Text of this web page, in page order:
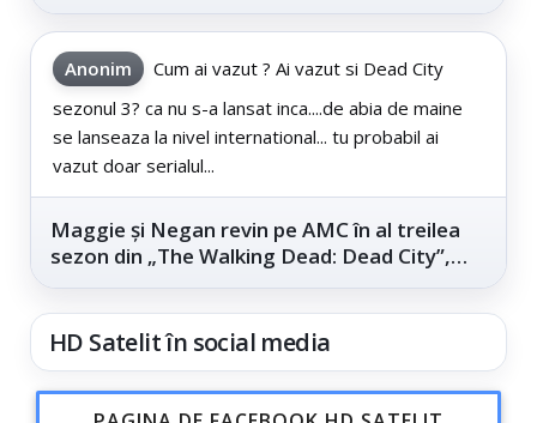
Anonim
Cum ai vazut ? Ai vazut si Dead City
sezonul 3? ca nu s-a lansat inca....de abia de maine
se lanseaza la nivel international... tu probabil ai
vazut doar serialul...
Maggie și Negan revin pe AMC în al treilea
sezon din „The Walking Dead: Dead City”,
HD Satelit în social media